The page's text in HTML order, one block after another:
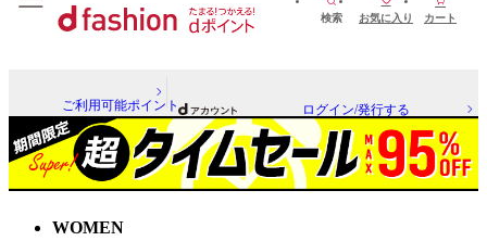
検索 お気に入り カート
ご利用可能ポイント ログイン/発行する
WOMEN